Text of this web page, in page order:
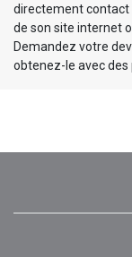
directement contact
de son site internet
Demandez votre
obtenez-le avec des